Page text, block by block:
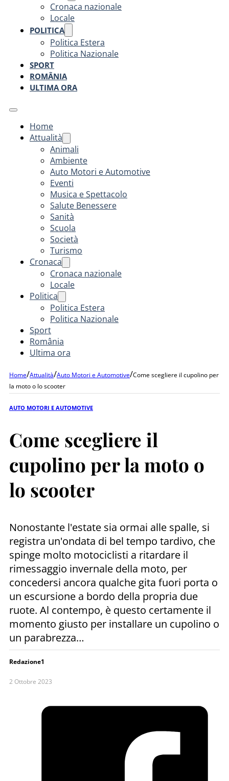
Cronaca nazionale
Locale
POLITICA
Politica Estera
Politica Nazionale
SPORT
ROMÂNIA
ULTIMA ORA
Home
Attualità
Animali
Ambiente
Auto Motori e Automotive
Eventi
Musica e Spettacolo
Salute Benessere
Sanità
Scuola
Società
Turismo
Cronaca
Cronaca nazionale
Locale
Politica
Politica Estera
Politica Nazionale
Sport
România
Ultima ora
Home/Attualità/Auto Motori e Automotive/Come scegliere il cupolino per
la moto o lo scooter
AUTO MOTORI E AUTOMOTIVE
Come scegliere il
cupolino per la moto o
lo scooter
Nonostante l'estate sia ormai alle spalle, si
registra un'ondata di bel tempo tardivo, che
spinge molto motociclisti a ritardare il
rimessaggio invernale della moto, per
concedersi ancora qualche gita fuori porta o
un escursione a bordo della propria due
ruote. Al contempo, è questo certamente il
momento giusto per installare un cupolino o
un parabrezza…
Redazione1
2 Ottobre 2023